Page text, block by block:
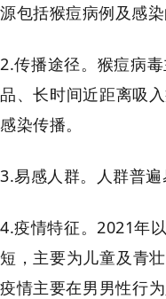
源包括猴痘病例及感
2.传播途径。猴痘病
品、长时间近距离吸
感染传播。
3.易感人群。人群普
4.疫情特征。2021年
短，主要为儿童及青
疫情主要在男男性行